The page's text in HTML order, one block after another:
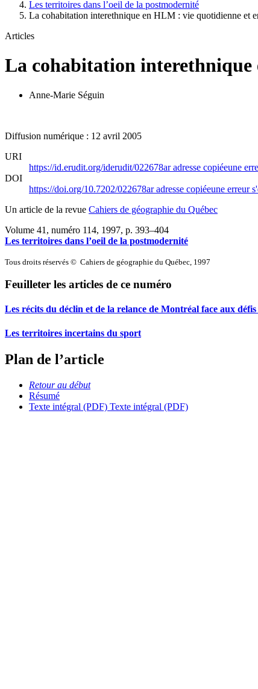
Les territoires dans l’oeil de la postmodernité
La cohabitation interethnique en HLM : vie quotidienne et
Articles
La cohabitation
Anne-Marie Séguin
Diffusion numérique : 12 avril 2005
URI
https://id.erudit.org/iderudit/022678aradresse copiéeune
DOI
https://doi.org/10.7202/022678aradresse copiéeune erreur
Un article de la revue Cahiers de géographie du Québec
Volume 41, numéro 114, 1997, p. 393–404
Les territoires dans l’oeil de la postmodernité
Tous droits réservés © Cahiers de géographie du Québec, 1997
Feuilleter les articles de ce numéro
Les récits du déclin et de la relance de Montréal face aux
Les territoires incertains du sport
Plan de l’article
Retour au début
Résumé
Texte intégral (PDF) Texte intégral (PDF)